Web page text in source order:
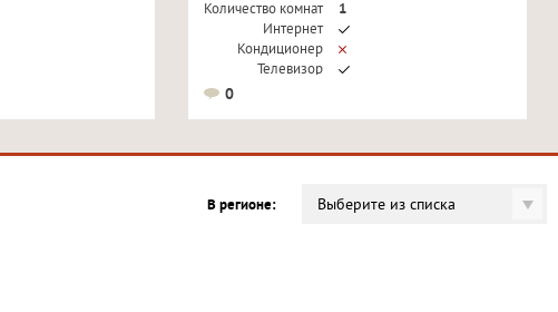
Количество комнат
1
Интернет
Кондиционер
Телевизор
0
В регионе: Выберите из списка